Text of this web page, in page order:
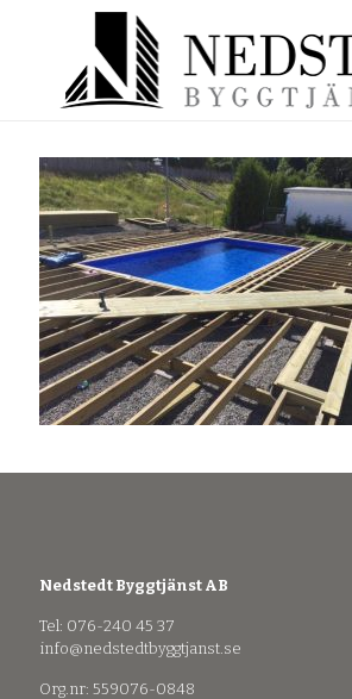
Nedstedt Byggtjänst AB
Tel: 076-240 45 37
info@nedstedtbyggtjanst.se
Org.nr: 559076-0848